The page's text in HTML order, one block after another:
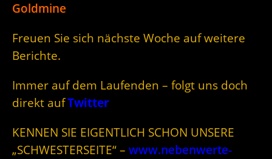
Goldmine
Freuen Sie sich nächste Woche auf weitere
Berichte.
Immer auf dem Laufenden – folgt uns doch
direkt aufTwitter
KENNEN SIE EIGENTLICH SCHON UNSERE
„SCHWESTERSEITE“ – www.nebenwerte-